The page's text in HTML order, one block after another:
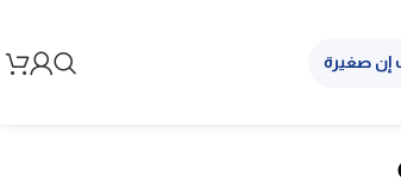
إن صغيرة